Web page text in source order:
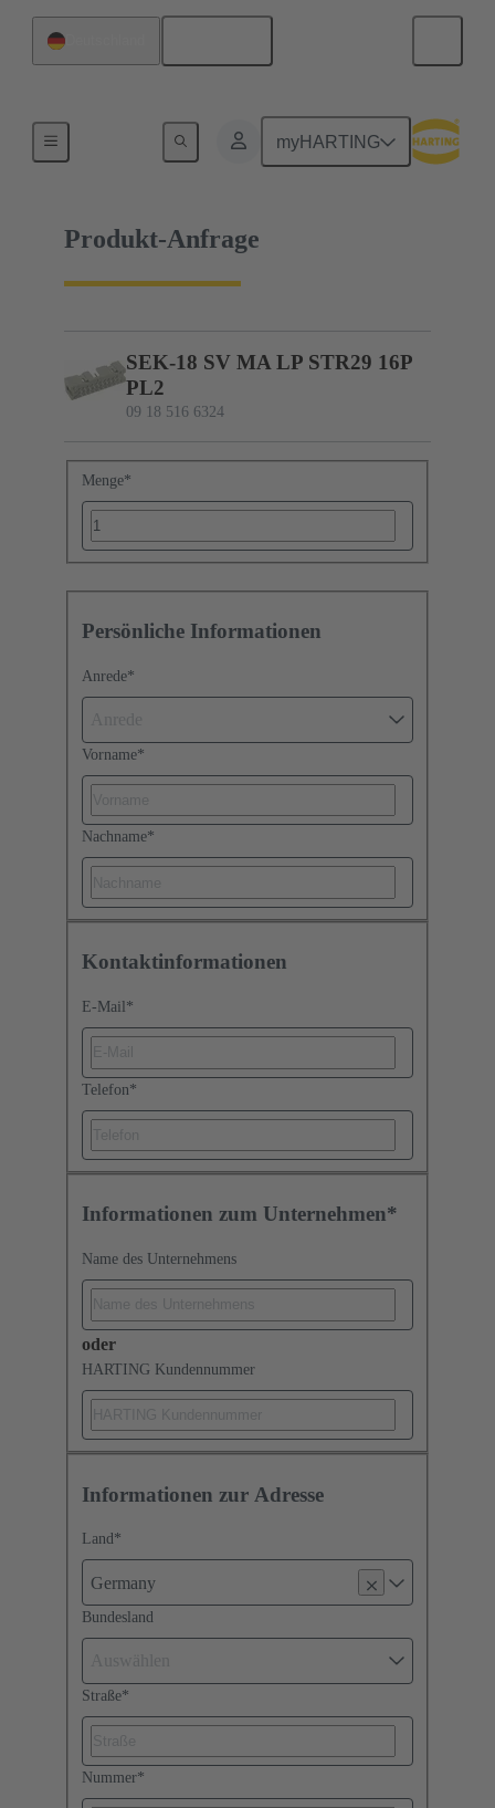
myHARTING
09 18 516 6324
Produkt-Anfrage
SEK-18 SV MA LP STR29 16P
PL2
09 18 516 6324
Menge*
Persönliche Informationen
Anrede*
Vorname*
Nachname*
Kontaktinformationen
E-Mail *
Telefon*
Informationen zum Unternehmen*
Name des Unternehmens
oder
HARTING Kundennummer
Informationen zur Adresse
Land *
Germany
Bundesland
Straße*
Nummer*